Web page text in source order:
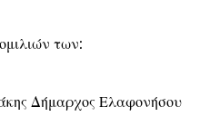
των:
Δήμαρχος Ελαφονήσου